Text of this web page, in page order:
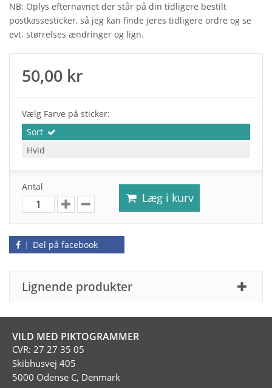
NB: Oplys efternavnet der står på din tidligere bestilt
postkassesticker, så jeg kan finde jeres tidligere ordre og se
evt. størrelses ændringer og lign.
50,00 kr
Vælg Farve på sticker:
Sort
Hvid
Antal
Læg i kurv
Del på facebook
Lignende produkter
VILD MED PIKTOGRAMMER
CVR: 27 27 35 05
Skibhusvej 405
5000 Odense C, Denmark